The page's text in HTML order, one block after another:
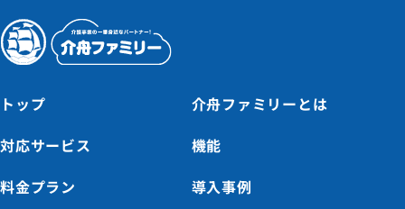
トップ
介舟ファミリーとは
対応サービス
機能
料金プラン
導入事例